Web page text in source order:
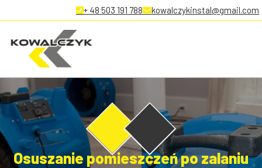
+ 48 503 191 788 kowalczykinstal@gmail.com
Osuszanie pomieszczeń po zalaniu